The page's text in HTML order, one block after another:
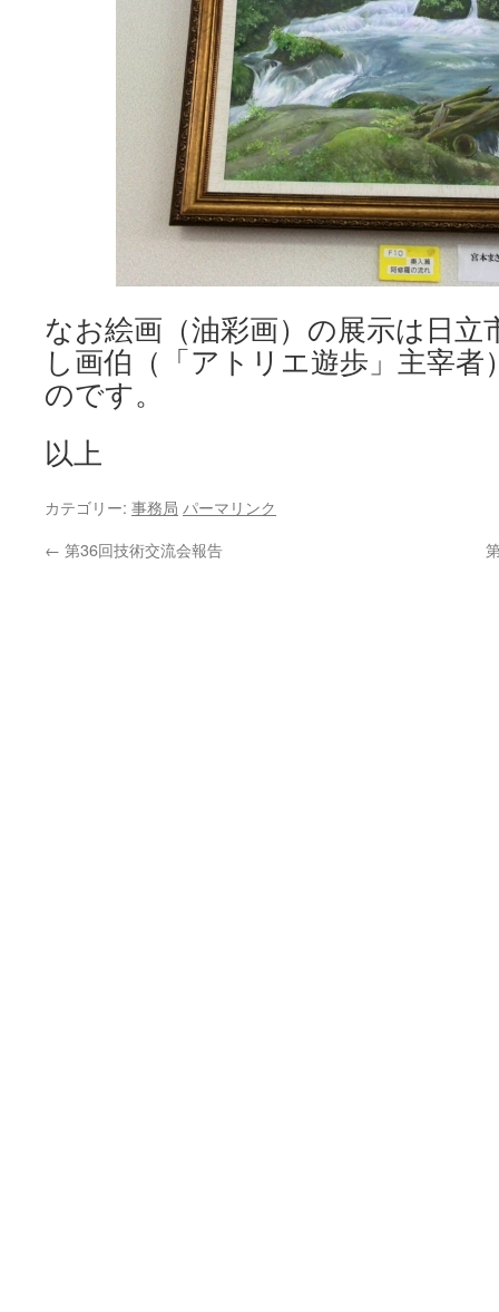
なお絵画（油彩画）の展示は日立
し画伯（「アトリエ遊歩」主宰
のです。
以上
カテゴリー: 事務局 パーマリンク
← 第36回技術交流会報告